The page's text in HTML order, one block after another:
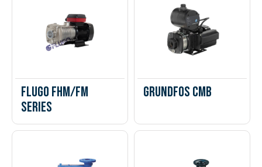
Flugo FHM/FM
Series
Grundfos CMB